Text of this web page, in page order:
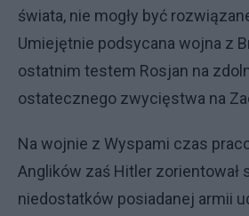
świata, nie mogły być
Umiejętnie podsycana wojna z
ostatnim testem Rosjan na
ostatecznego zwycięstwa na
Na wojnie z Wyspami czas
Anglików zaś Hitler zorientował
niedostatków posiadanej armii